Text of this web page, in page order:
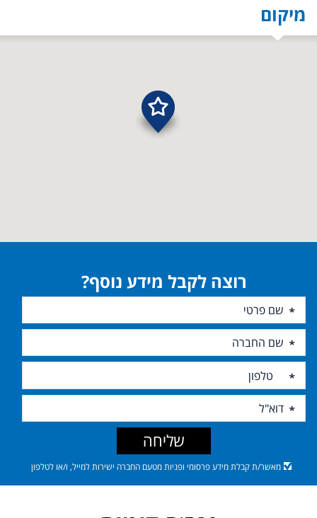
מיקום
רוצה לקבל מידע נוסף?
מאשר/ת קבלת מידע פרסומי ופניות מטעם החברה ישירות למייל, ו/או לטלפון
שליחה